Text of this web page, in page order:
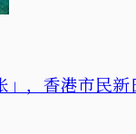
」，香港市民